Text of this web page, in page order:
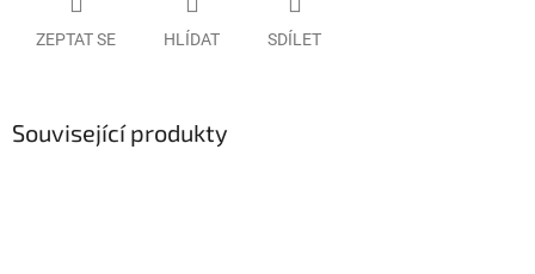
ZEPTAT SE HLÍDAT SDÍLET
Související produkty